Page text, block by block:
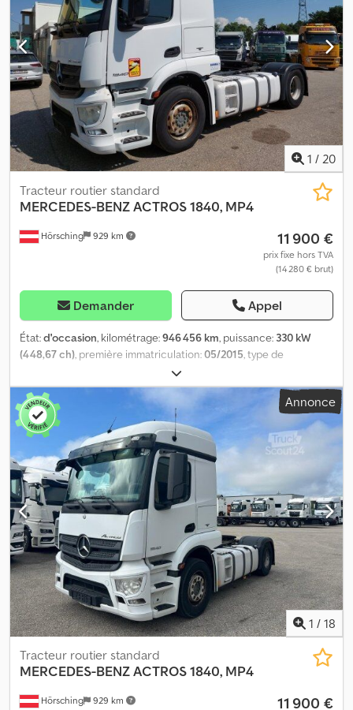
1 / 20
Hörsching 929 km
Tracteur routier standard
MERCEDES-BENZACTROS 1840, MP4
11 900 €
prix fixe hors TVA
(14 280 € brut)
Demander Appel
État:d'occasion, kilométrage:946 456 km, puissance: 330 kW
(448,67 ch) , première immatriculation:05/2015 , type de
8 466 kg
dimension des pneus:315/70 R22,5, configuration d'essieux:2
essieux, freins: frein moteur, cabine conducteur:
cabine
couchette
, type d'engrenage:automatique
, classe d'émission:
Euro 6
, suspension:acier-air, nombre de lits:
, nombre de sièges:
2
, Équipement:ABS, blocage de différentiel, béquet, chauffage
de stationnement, climatisation, frein à air comprimé,
ordinateur de bord, régulateur de vitesse, verrouillage
centralisé, | Mercedes Benz Actros 1840 MP4 | ABS, ASR, lève-
vitres électriques, régulateur de vitesse | Boîte automatique,
EURO6, climatisation, chauffage autonome, | siège chauffant |
réfrigérateur | pneus avant 385/55R22,5 | pneus arrière
315/70R22,5 | Sous réserve d’erreurs de saisie, de fautes et de
vente préalable. Dedpfx Ahjzkknwomjkr
Annonce
1 / 18
Hörsching 929 km
Tracteur routier standard
MERCEDES-BENZACTROS 1840, MP4
11 900 €